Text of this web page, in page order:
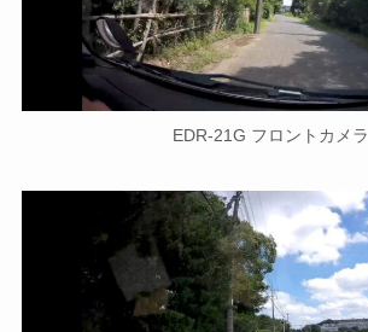
EDR-21G フロントカメラ